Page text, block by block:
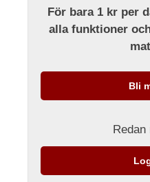
För bara 1 kr per
alla funktioner
Bli
Redan